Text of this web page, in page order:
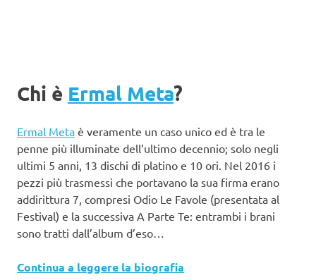
Chi è Ermal Meta?
Ermal Meta è veramente un caso unico ed è tra le
penne più illuminate dell’ultimo decennio; solo negli
ultimi 5 anni, 13 dischi di platino e 10 ori. Nel 2016 i
pezzi più trasmessi che portavano la sua firma erano
addirittura 7, compresi Odio Le Favole (presentata al
Festival) e la successiva A Parte Te: entrambi i brani
sono tratti dall’album d’eso…
Continua a leggere la biografia